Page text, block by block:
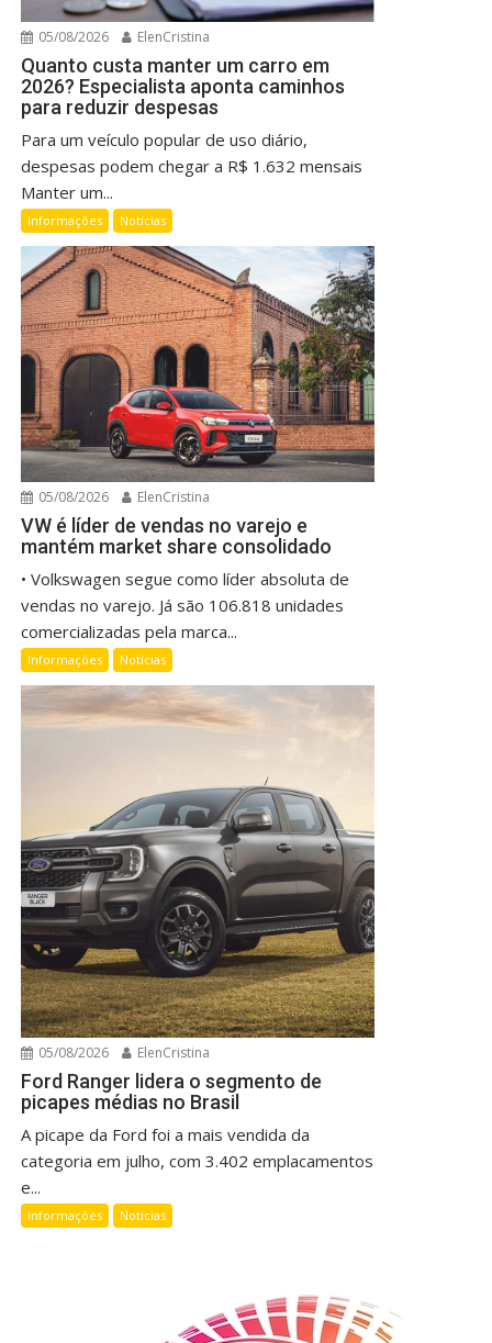
05/08/2026 ElenCristina
Quanto custa manter um carro em
2026? Especialista aponta caminhos
para reduzir despesas
Para um veículo popular de uso diário,
despesas podem chegar a R$ 1.632 mensais
Manter um...
Informações Notícias
05/08/2026 ElenCristina
VW é líder de vendas no varejo e
mantém market share consolidado
• Volkswagen segue como líder absoluta de
vendas no varejo. Já são 106.818 unidades
comercializadas pela marca...
Informações Notícias
05/08/2026 ElenCristina
Ford Ranger lidera o segmento de
picapes médias no Brasil
A picape da Ford foi a mais vendida da
categoria em julho, com 3.402 emplacamentos
e...
Informações Notícias